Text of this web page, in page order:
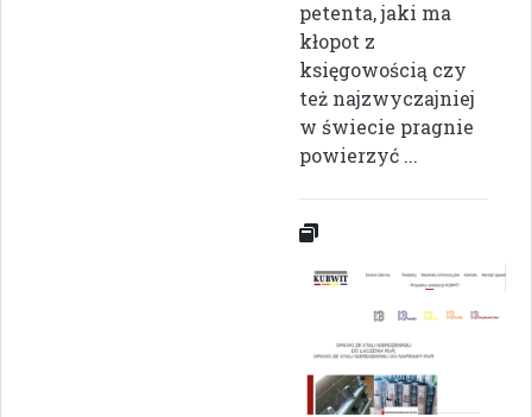
petenta, jaki ma
kłopot z
księgowością czy
też najzwyczajniej
w świecie pragnie
powierzyć ...